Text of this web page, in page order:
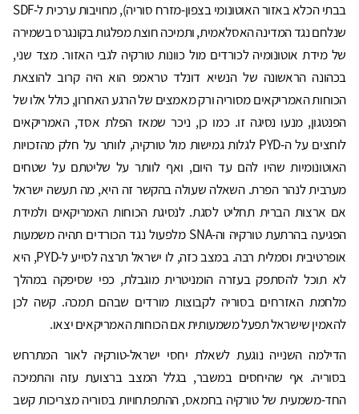
בבתי הכלא באזור האוטונומי בצפון-מזרח סוריה), מחויבות ערכית ל-SDF
שנלחם נגד המדינה האסלאמית, ותמיכה חוצת מפלגות בקונגרס בשמירה
של מידת אוטונומיה לכורדים מול כוונות טורקיה לגבי האזור. מצד שני,
בכהונה הראשונה של הנשיא דונלד טראמפ הוא היה קרוב להוצאת
הכוחות האמריקאים מסוריה ורק מאמצים של הרגע האחרון, כולל אלו של
הפנטגון, מנעו נסיגה זו. כמו כן, ניכר שמאז הפלת אסד, האמריקאים
לוחצים על ה-PYD לגלות גמישות מול טורקיה, לוותר על חלק מהזכויות
האוטונומיות שהיו להם עד היום, ואף לוותר על שליטתם על שטחים
מערבית לנהר הפרת. השאלה שעולה בהקשר זה היא, מה תעשה ישראל
אם ארצות הברית תחליט לסגת. לנסיגת הכוחות האמריקאים ולמידת
הפגיעה בהרתעת טורקיה וה-SNA מלפעול נגד הכורדים תהיה משמעות
אופרטיבית וסמלית רבה. במצב כזה, לו ישראל תרצה לסייע ל-PYD, היא
לא תוכל להסתפק בעזרה הומניטרית מוגבלת, כפי שסיפקה במהלך
מלחמת האזרחים בסוריה לקבוצות מורדים שבהם תמכה. קשה לכן
להאמין שישראל תפעל משמעותית אם הכוחות האמריקאים יצאו.
הדילמה השנייה נוגעת לשאלת יחסי ישראל-טורקיה לאור המתרחש
בסוריה. אף שהיחסים במשבר, בגלל המצב ברצועת עזה והתמיכה
החד-משמעית של טורקיה בחמאס, ההתפתחויות בסוריה מצריכות קשב